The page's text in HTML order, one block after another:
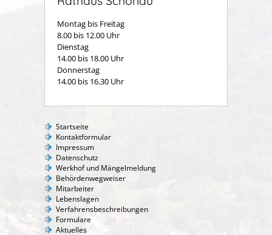
Montag bis Freitag
8.00 bis 12.00 Uhr
Dienstag
14.00 bis 18.00 Uhr
Donnerstag
14.00 bis 16.30 Uhr
Startseite
Kontaktformular
Impressum
Datenschutz
Werkhof und Mängelmeldung
Behördenwegweiser
Mitarbeiter
Lebenslagen
Verfahrensbeschreibungen
Formulare
Aktuelles